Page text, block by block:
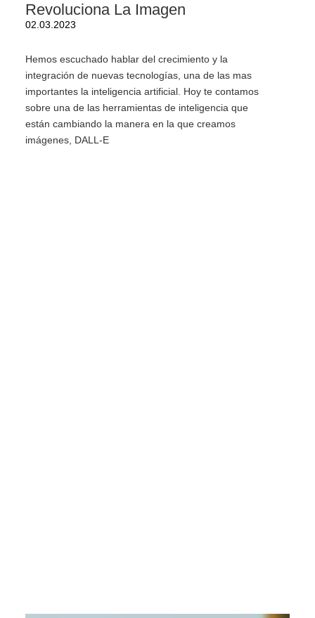
Revoluciona La Imagen
02.03.2023
Hemos escuchado hablar del crecimiento y la
integración de nuevas tecnologías, una de las mas
importantes la inteligencia artificial. Hoy te contamos
sobre una de las herramientas de inteligencia que
están cambiando la manera en la que creamos
imágenes, DALL-E